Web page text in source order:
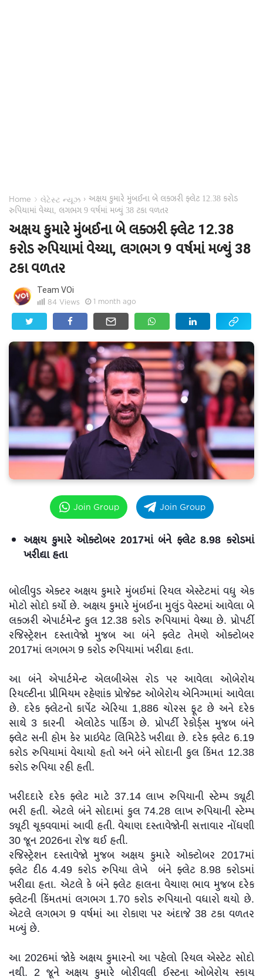
Home › લેટેસ્ટ ન્યૂઝ › અક્ષય કુમારે મુંબઈના બે લક્ઝરી ફ્લેટ 12.38 કરોડ
રુપિયામાં વેચ્યા, લગભગ 9 વર્ષમાં મળ્યું 38 ટકા વળતર
અક્ષય કુમારે મુંબઈના બે લક્ઝરી ફ્લેટ 12.38
કરોડ રુપિયામાં વેચ્યા, લગભગ 9 વર્ષમાં મળ્યું 38
ટકા વળતર
Team VOi
84 Views 1 month ago
Join Group Join Group
અક્ષય કુમારે ઓક્ટોબર 2017માં બંને ફ્લેટ 8.98 કરોડમાં
ખરીદ્યા હતા
બોલીવુડ એક્ટર અક્ષય કુમારે મુંબઈમાં રિયલ એસ્ટેટમાં વધુ એક
મોટો સોદો કર્યો છે. અક્ષય કુમારે મુંબઈના મુલુંડ વેસ્ટમાં આવેલા બે
લક્ઝરી એપાર્ટમેન્ટ કુલ 12.38 કરોડ રુપિયામાં વેચ્યા છે. પ્રોપર્ટી
રજિસ્ટ્રેશન દસ્તાવેજો મુજબ આ બંને ફ્લેટ તેમણે ઓક્ટોબર
2017માં લગભગ 9 કરોડ રુપિયામાં ખરીદ્યા હતા.
આ બંને એપાર્ટમેન્ટ એલબીએસ રોડ પર આવેલા ઓબેરોય
રિયલ્ટીના પ્રીમિયમ રહેણાંક પ્રોજેક્ટ ઓબેરોય એનિગ્મામાં આવેલા
છે. દરેક ફ્લેટનો કાર્પેટ એરિયા 1,886 ચોરસ ફૂટ છે અને દરેક
સાથે 3 કારની એલોટેડ પાર્કિંગ છે. પ્રોપર્ટી રેકોર્ડ્સ મુજબ બંને
ફ્લેટ સની હોમ કેર પ્રાઇવેટ લિમિટેડે ખરીદ્યા છે. દરેક ફ્લેટ 6.19
કરોડ રુપિયામાં વેચાયો હતો અને બંને સોદાની કુલ કિંમત 12.38
કરોડ રુપિયા રહી હતી.
ખરીદદારે દરેક ફ્લેટ માટે 37.14 લાખ રુપિયાની સ્ટેમ્પ ડ્યૂટી
ભરી હતી. એટલે બંને સોદામાં કુલ 74.28 લાખ રુપિયાની સ્ટેમ્પ
ડ્યૂટી ચૂકવવામાં આવી હતી. વેચાણ દસ્તાવેજોની સત્તાવાર નોંધણી
30 જૂન 2026ના રોજ થઈ હતી.
રજિસ્ટ્રેશન દસ્તાવેજો મુજબ અક્ષય કુમારે ઓક્ટોબર 2017માં
ફ્લેટ દીઠ 4.49 કરોડ રુપિયા લેખે બંને ફ્લેટ 8.98 કરોડમાં
ખરીદ્યા હતા. એટલે કે બંને ફ્લેટ હાલના વેચાણ ભાવ મુજબ દરેક
ફ્લેટની કિંમતમાં લગભગ 1.70 કરોડ રુપિયાનો વધારો થયો છે.
એટલે લગભગ 9 વર્ષમાં આ રોકાણ પર અંદાજે 38 ટકા વળતર
મળ્યું છે.
આ 2026માં જોકે અક્ષય કુમારનો આ પહેલો રિયલ એસ્ટેટ સોદો
નથી. 2 જૂને અક્ષય કુમારે બોરીવલી ઈસ્ટના ઓબેરોય સ્કાય